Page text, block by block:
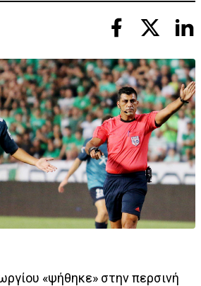
«ψήθηκε» στην περσινή